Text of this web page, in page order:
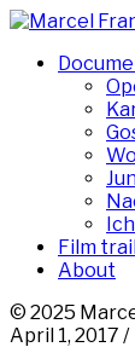
Film
About
© 2025
April 1, 2017 /